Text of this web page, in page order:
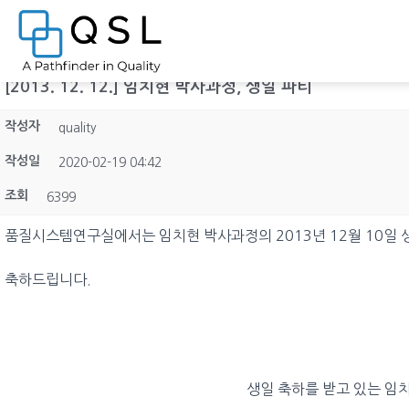
[2013. 12. 12.] 임치현 박사과정, 생일 파티
작성자 quality
작성일 2020-02-19 04:42
조회 6399
품질시스템연구실에서는 임치현 박사과정의 2013년 12월 10일
축하드립니다.
생일 축하를 받고 있는 임